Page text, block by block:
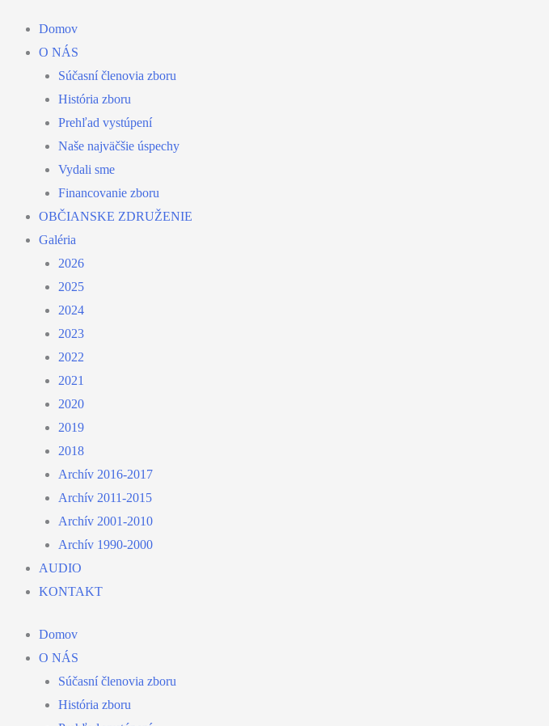
Domov
O NÁS
Súčasní členovia zboru
História zboru
Prehľad vystúpení
Naše najväčšie úspechy
Vydali sme
Financovanie zboru
OBČIANSKE ZDRUŽENIE
Galéria
2026
2025
2024
2023
2022
2021
2020
2019
2018
Archív 2016-2017
Archív 2011-2015
Archív 2001-2010
Archív 1990-2000
AUDIO
KONTAKT
Domov
O NÁS
Súčasní členovia zboru
História zboru